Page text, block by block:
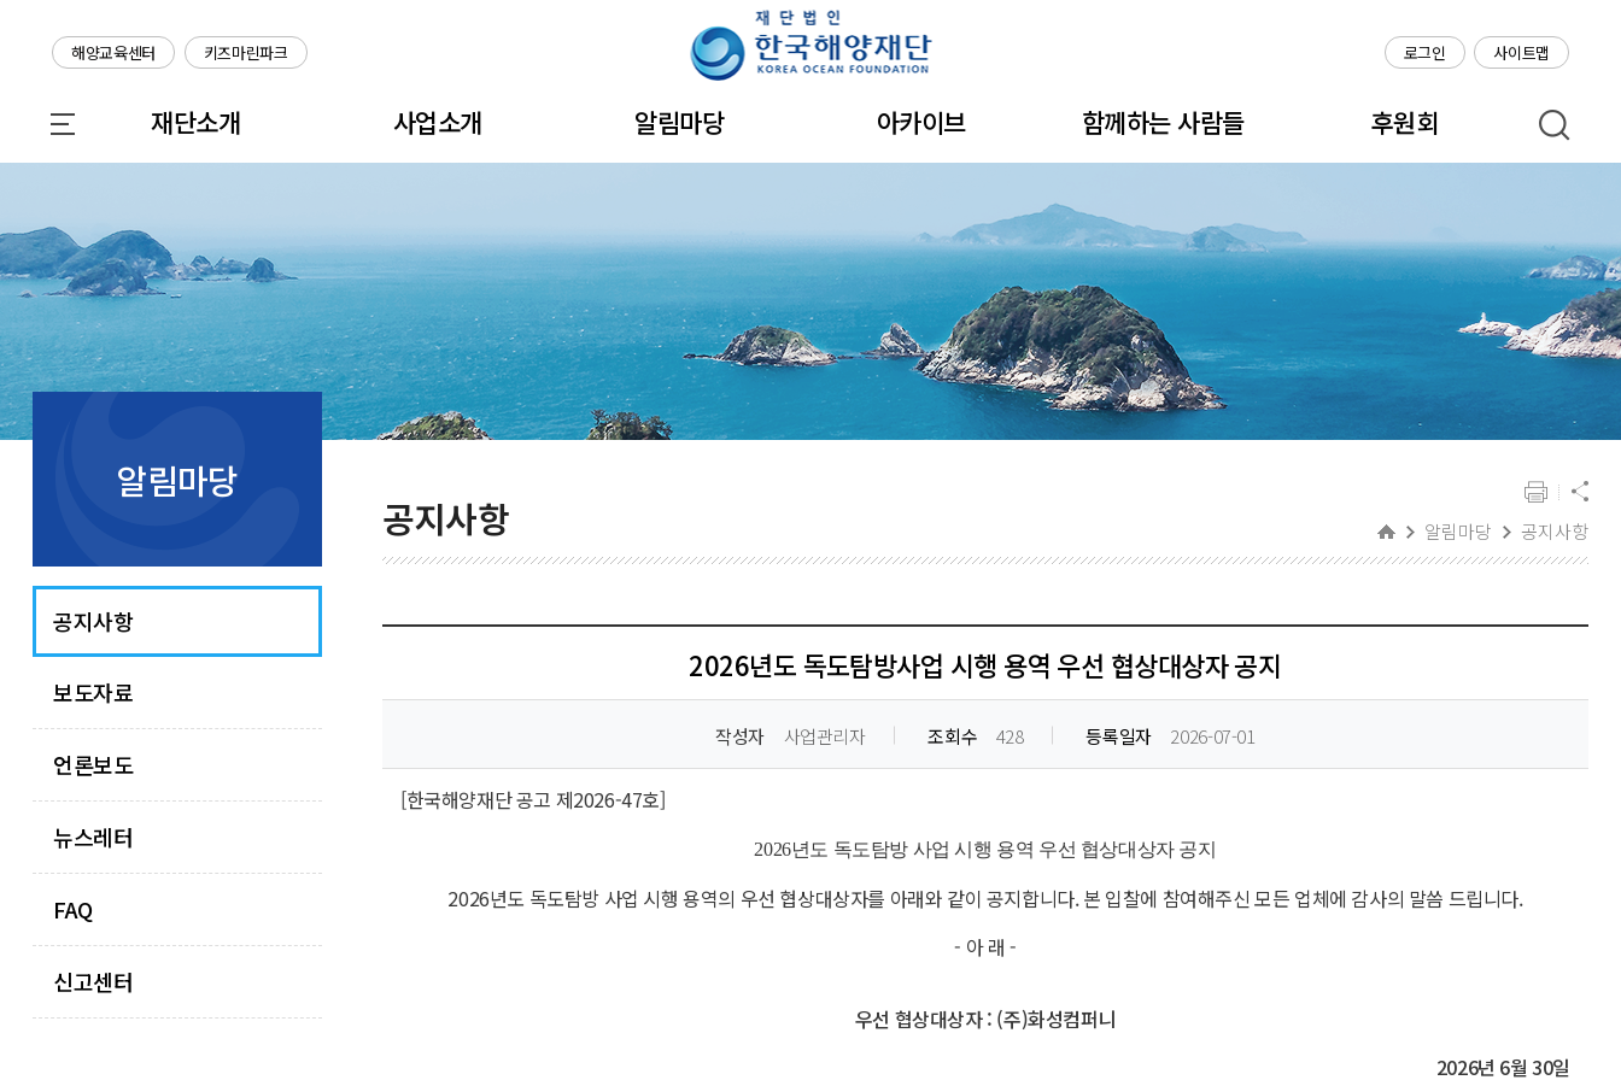
본문 바로가기
주메뉴 바로가기
하단 바로가기
해양교육센터 키즈마린파크 로그인 사이트맵
재단소개 사업소개 알림마당 아카이브 함께하는 사람들 후원회
알림마당
공지사항
보도자료
언론보도
뉴스레터
FAQ
신고센터
공지사항 알림마당 공지사항
2026년도 독도탐방사업 시행 용역 우선 협상대상자 공지
작성자 사업관리자 조회수 428 등록일자 2026-07-01
[한국해양재단 공고 제2026-47호]
2026년도 독도탐방 사업 시행 용역 우선 협상대상자 공지
2026년도 독도탐방 사업 시행 용역의 우선 협상대상자를 아래와 같이 공지합니다. 본 입찰에 참여해주신 모든 업체에 감사의 말씀 드립니다.
- 아 래 -
우선 협상대상자 : (주)화성컴퍼니
2026년 6월 30일